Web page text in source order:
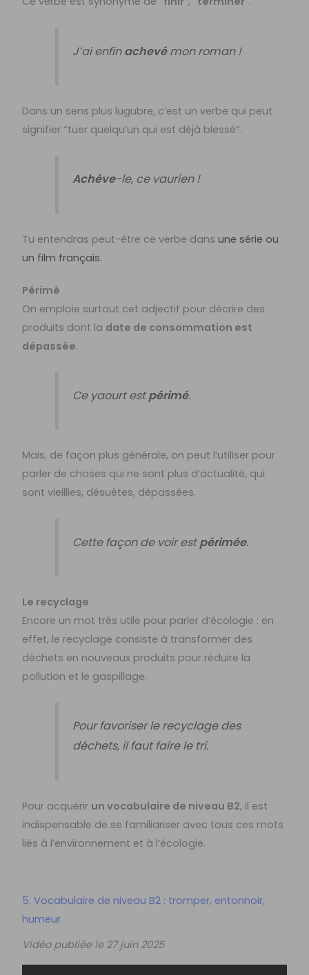
J’ai enfinachevémon roman !
Dans un sens plus lugubre, c’est un verbe qui peut
signifier “tuer quelqu’un qui est déjà blessé”.
Achève-le, ce vaurien !
Tu entendras peut-être ce verbe dansune série ou
un film français.
Périmé
On emploie surtout cet adjectif pour décrire des
produits dont la date de consommation est
dépassée.
Ce yaourt estpérimé.
Mais, de façon plus générale, on peut l’utiliser pour
parler de choses qui ne sont plus d’actualité, qui
sont vieillies, désuètes, dépassées.
Cette façon de voir estpérimée.
Le recyclage
Encore un mot très utile pour parler d’écologie : en
effet, le recyclage consiste à transformer des
déchets en nouveaux produits pour réduire la
pollution et le gaspillage.
Pour favoriser le recyclage des
déchets, il faut faire le tri.
Pour acquérir un vocabulaire de niveau B2, il est
indispensable de se familiariser avec tous ces mots
liés à l’environnement et à l’écologie.
5. Vocabulaire de niveau B2 : tromper, entonnoir,
humeur
Vidéo publiée le 27 juin 2025